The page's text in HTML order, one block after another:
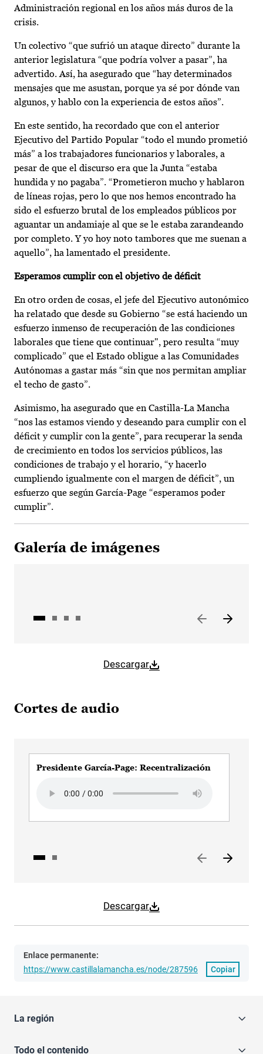
Administración regional en los años más duros de la
crisis.
Un colectivo “que sufrió un ataque directo” durante la
anterior legislatura “que podría volver a pasar”, ha
advertido. Así, ha asegurado que “hay determinados
mensajes que me asustan, porque ya sé por dónde van
algunos, y hablo con la experiencia de estos años”.
En este sentido, ha recordado que con el anterior
Ejecutivo del Partido Popular “todo el mundo prometió
más” a los trabajadores funcionarios y laborales, a
pesar de que el discurso era que la Junta “estaba
hundida y no pagaba”. “Prometieron mucho y hablaron
de líneas rojas, pero lo que nos hemos encontrado ha
sido el esfuerzo brutal de los empleados públicos por
aguantar un andamiaje al que se le estaba zarandeando
por completo. Y yo hoy noto tambores que me suenan a
aquello”, ha lamentado el presidente.
Esperamos cumplir con el objetivo de déficit
En otro orden de cosas, el jefe del Ejecutivo autonómico
ha relatado que desde su Gobierno “se está haciendo un
esfuerzo inmenso de recuperación de las condiciones
laborales que tiene que continuar", pero resulta “muy
complicado” que el Estado obligue a las Comunidades
Autónomas a gastar más “sin que nos permitan ampliar
el techo de gasto”.
Asimismo, ha asegurado que en Castilla-La Mancha
“nos las estamos viendo y deseando para cumplir con el
déficit y cumplir con la gente”, para recuperar la senda
de crecimiento en todos los servicios públicos, las
condiciones de trabajo y el horario, “y hacerlo
cumpliendo igualmente con el margen de déficit”, un
esfuerzo que según García-Page “esperamos poder
cumplir”.
Galería de imágenes
Descargar
Cortes de audio
Descargar
Presidente García-Page: Recentralización
Enlace permanente:
https://www.castillalamancha.es/node/287596
Copiar
La región
Todo el contenido